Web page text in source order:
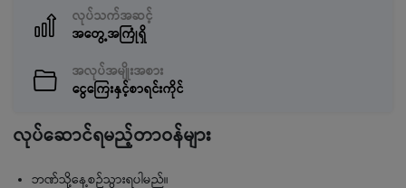
လုပ်သက်အဆင့်
အတွေ့အကြုံရှိ
အလုပ်အမျိုးအစား
ငွေကြေးနှင့်စာရင်းကိုင်
လုပ်ဆောင်ရမည့်တာဝန်များ
ဘဏ်သို့နေ့စဉ်သွားရပါမည်။